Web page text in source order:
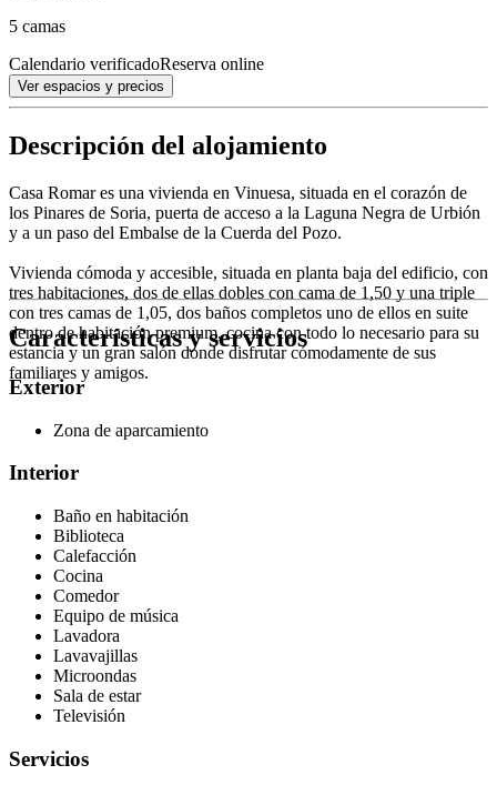
5 camas
Calendario verificadoReserva online
Ver espacios y precios
Descripción del alojamiento
Casa Romar es una vivienda en Vinuesa, situada en el corazón de
los Pinares de Soria, puerta de acceso a la Laguna Negra de Urbión
y a un paso del Embalse de la Cuerda del Pozo.
Vivienda cómoda y accesible, situada en planta baja del edificio, con
tres habitaciones, dos de ellas dobles con cama de 1,50 y una triple
con tres camas de 1,05, dos baños completos uno de ellos en suite
dentro de habitación premium, cocina con todo lo necesario para su
estancia y un gran salón donde disfrutar cómodamente de sus
familiares y amigos.
Características y servicios
Exterior
Zona de aparcamiento
Interior
Baño en habitación
Biblioteca
Calefacción
Cocina
Comedor
Equipo de música
Lavadora
Lavavajillas
Microondas
Sala de estar
Televisión
Servicios